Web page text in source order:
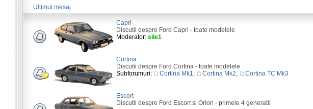
Ultimul mesaj
Capri
Discutii despre Ford Capri - toate modelele
Moderator: sile1
Cortina
Discutii despre Ford Cortina - toate modelele
Subforumuri:
Cortina Mk1, Cortina Mk2, Cortina TC Mk3
Escort
Discutii despre Ford Escort si Orion - primele 4 generatii